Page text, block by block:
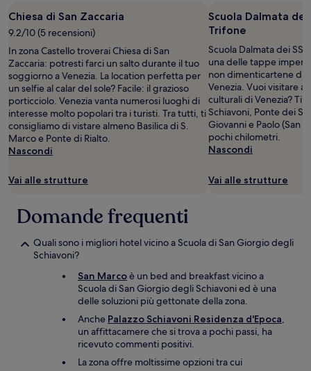
2
adulti.
e
disponibilità
possono
cambiare.
Potrebbero
essere
previste
condizioni
aggiuntive.
Chiesa di San Zaccaria
9.2/10 (5 recensioni)
In zona Castello troverai Chiesa di San
Zaccaria: potresti farci un salto durante il tuo
soggiorno a Venezia. La location perfetta per
un selfie al calar del sole? Facile: il grazioso
porticciolo. Venezia vanta numerosi luoghi di
interesse molto popolari tra i turisti. Tra tutti, ti
consigliamo di vistare almeno Basilica di S.
Marco e Ponte di Rialto.
Nascondi
Vai alle strutture
Scuola Dalmata
Trifone
Scuola Dalmata dei SS
una delle tappe
non dimenticartene
Venezia. Vuoi visitare
culturali di Venezia? Ti
Schiavoni, Ponte dei
Giovanni e Paolo (San
pochi chilometri.
Nascondi
Vai alle strutture
Domande frequenti
Quali sono i migliori hotel vicino a Scuola di San Giorgio degli
Schiavoni?
San Marcoè un bed and breakfast vicino a
Scuola di San Giorgio degli Schiavoni ed è una
delle soluzioni più gettonate della zona.
Anche Palazzo Schiavoni Residenza d'Epoca,
un affittacamere che si trova a pochi passi, ha
ricevuto commenti positivi.
La zona offre moltissime opzioni tra cui